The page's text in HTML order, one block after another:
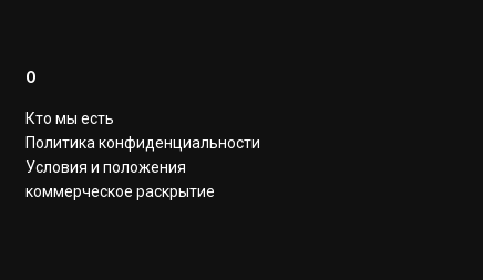
О
Кто мы есть
Политика конфиденциальности
Условия и положения
коммерческое раскрытие